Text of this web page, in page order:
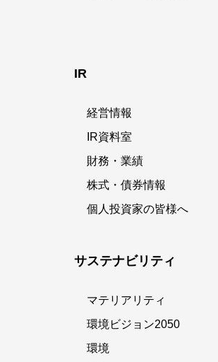
IR
経営情報
IR資料室
財務・業績
株式・債券情報
個人投資家の皆様へ
サステナビリティ
マテリアリティ
環境ビジョン2050
環境